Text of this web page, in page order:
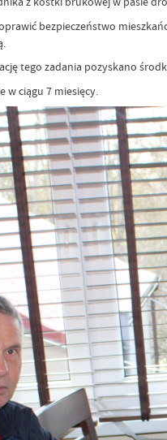
bezpieczeństwo
tego zadania pozyskano
w ciągu 7 miesięcy.